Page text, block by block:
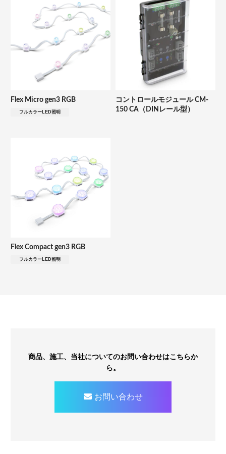
Flex Micro gen3 RGB
フルカラーLED照明
コントロールモジュール CM-
150 CA（DINレール型）
Flex Compact gen3 RGB
フルカラーLED照明
商品、施工、当社についてのお問い合わせはこちらか
ら。
お問い合わせ